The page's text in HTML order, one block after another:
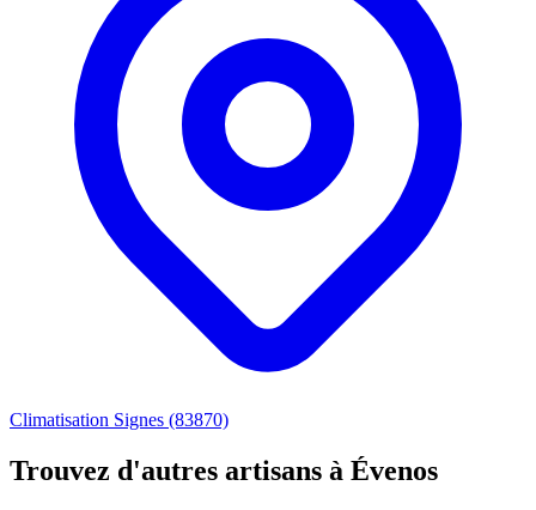
Climatisation Signes (83870)
Trouvez d'autres artisans à Évenos